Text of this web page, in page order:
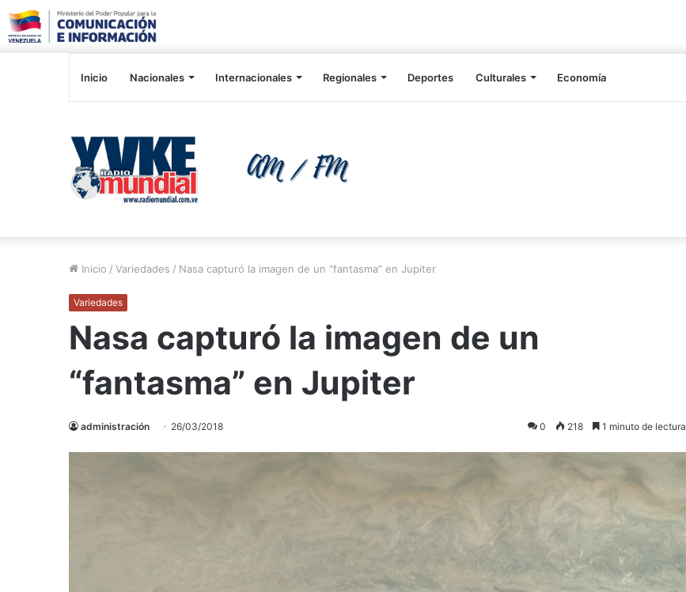
Inicio Nacionales Internacionales Regionales Deportes Culturales Economía
Inicio / Variedades / Nasa capturó la imagen de un “fantasma” en Jupiter
Variedades
Nasa capturó la imagen de un
“fantasma” en Jupiter
administración 26/03/2018 0 218 1 minuto de lectura